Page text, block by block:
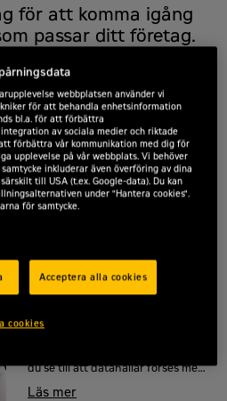
för att komma igång
passar ditt företag.
mig
Flygplatser
Snabb och tillförlitlig reservkraft
ser till att passagerar- och
frakttrafiken flyter på.
Läs mer
Datahallar
du se till att datahallar förses med
ström och håller rätt temperatur.
Läs mer
webbplatsen använder vi
för att behandla enhetsinformation
bl.a. för att förbättra
av sociala medier och riktade
förbättra vår kommunikation med dig för
upplevelse på vår webbplats. Vi behöver
inkluderar även överföring av dina
till USA (t.ex. Google-data). Du kan
under "Hantera cookies".
för samtycke.
Acceptera alla cookies
cookies